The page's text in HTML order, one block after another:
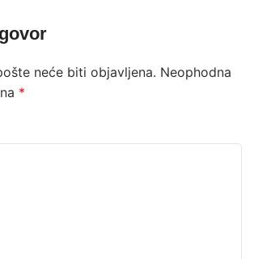
neće biti objavljena. Neophodna
*